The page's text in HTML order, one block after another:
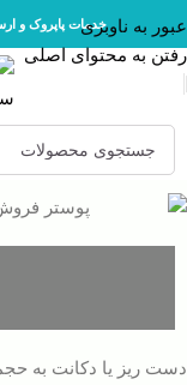
عبور به ناوبری
رفتن به محتوای اصلی
خدمات پاپروک و
دست ریز یا دکانت به